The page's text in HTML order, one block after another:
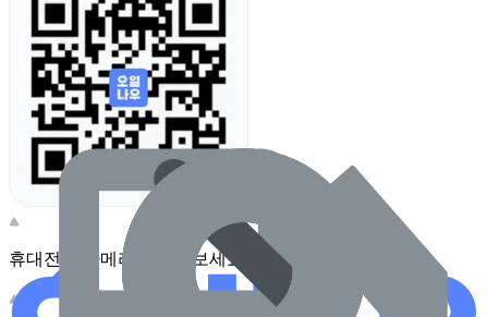
휴대전화 카메라로 찍어보세요